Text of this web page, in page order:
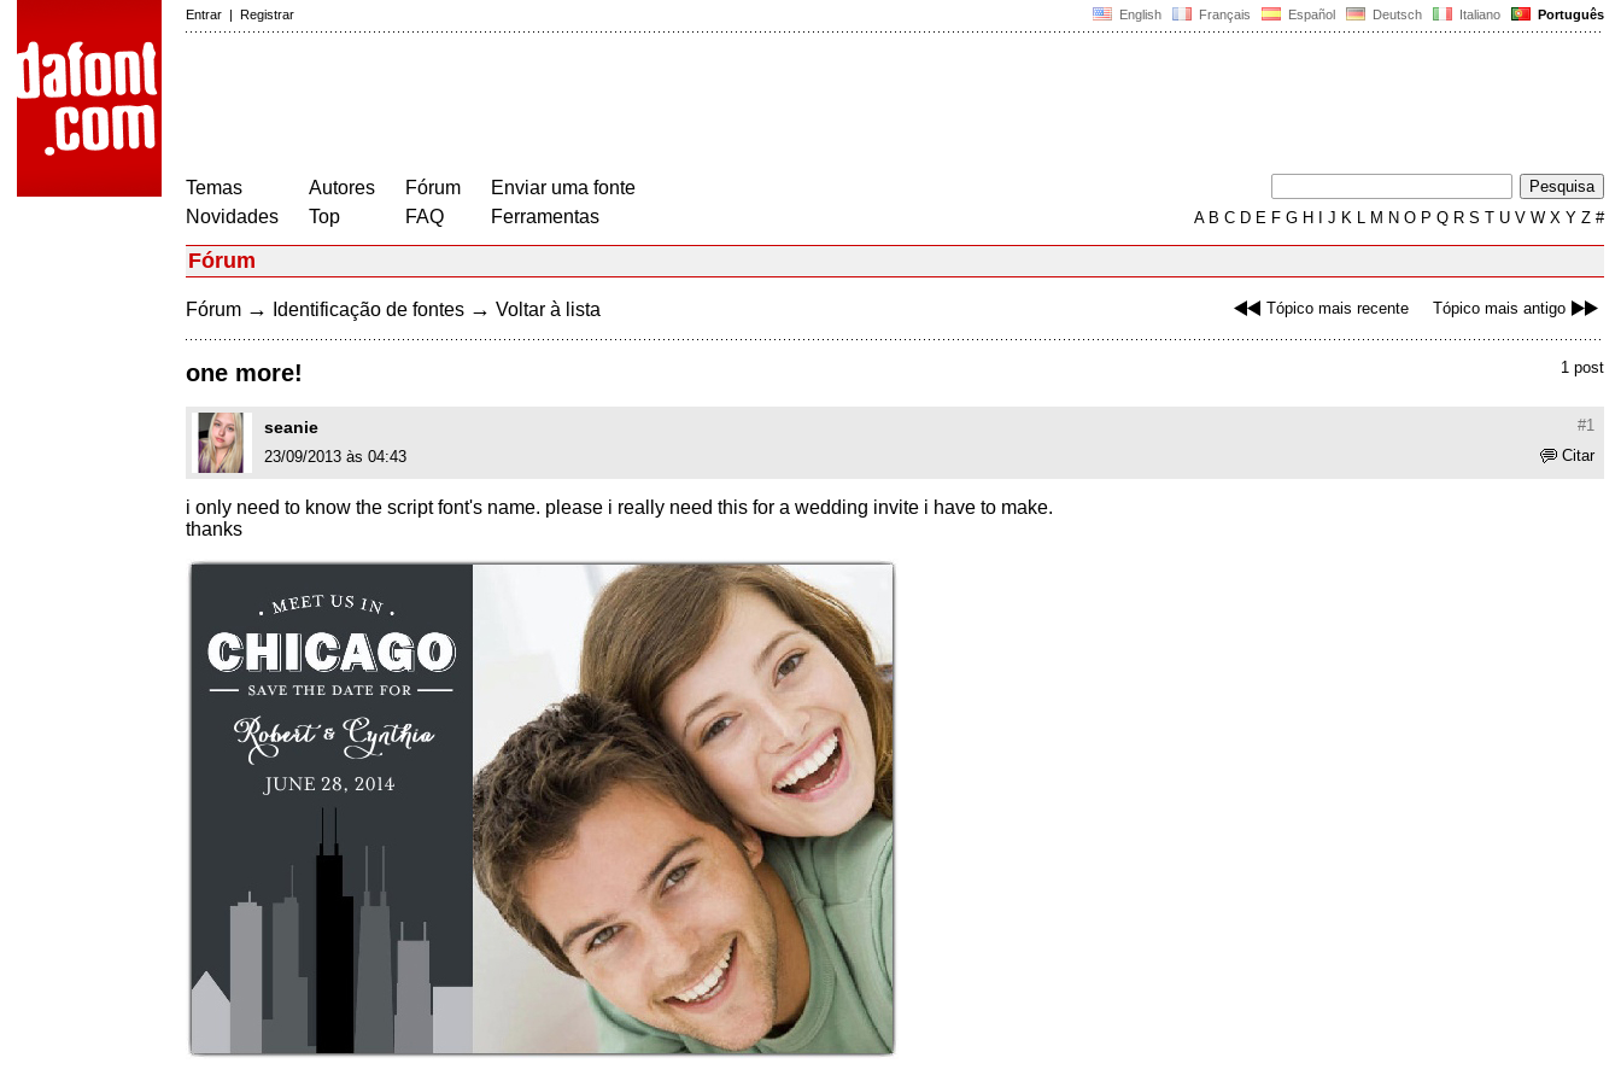
English Français Español Deutsch Italiano Português
Entrar | Registrar
Temas
Novidades
Autores
Top
Fórum
FAQ
Enviar uma fonte
Ferramentas
AB C D E F G H J K L M N O P Q R S T U V W X Y Z #
Fórum
Tópico mais recente Tópico mais antigo
Fórum → Identificação de fontes → Voltar à lista
1 post
one more!
#1
seanie
Citar
23/09/2013 às 04:43
i only need to know the script font's name. please i really need this for a wedding invite i have to make.
thanks